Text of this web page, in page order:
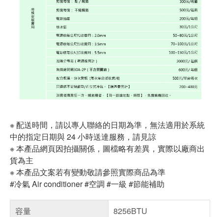
※ 配送時間，請以專人聯絡的日期為準，無法適用於系統
中的指定日期與 24 小時送達服務，請見諒
※ 本產品網頁因拍攝關係，圖檔略有差異，實際以廠商出
貨為主
※ 本產品文案若有變動敬請參照實際商品為準
#冷氣 Air conditioner #空調 #一級 #節能補助
容量
8256BTU